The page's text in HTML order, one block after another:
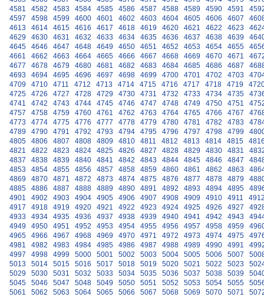
4581
4582 4583 4584 4585 4586 4587 4588 4589 4590 4591
4597
4598 4599 4600 4601 4602 4603 4604 4605 4606 4607
4613
4614 4615 4616 4617 4618 4619 4620 4621 4622 4623
4629
4630 4631 4632 4633 4634 4635 4636 4637 4638 4639
4645
4646 4647 4648 4649 4650 4651 4652 4653 4654 4655
4661
4662 4663 4664 4665 4666 4667 4668 4669 4670 4671
4677
4678 4679 4680 4681 4682 4683 4684 4685 4686 4687
4693
4694 4695 4696 4697 4698 4699 4700 4701 4702 4703
4709
4710 4711 4712 4713 4714 4715 4716 4717 4718 4719
4725
4726 4727 4728 4729 4730 4731 4732 4733 4734 4735
4741
4742 4743 4744 4745 4746 4747 4748 4749 4750 4751
4757
4758 4759 4760 4761 4762 4763 4764 4765 4766 4767
4773
4774 4775 4776 4777 4778 4779 4780 4781 4782 4783
4789
4790 4791 4792 4793 4794 4795 4796 4797 4798 4799
4805
4806 4807 4808 4809 4810 4811 4812 4813 4814 4815
4821
4822 4823 4824 4825 4826 4827 4828 4829 4830 4831
4837
4838 4839 4840 4841 4842 4843 4844 4845 4846 4847
4853
4854 4855 4856 4857 4858 4859 4860 4861 4862 4863
4869
4870 4871 4872 4873 4874 4875 4876 4877 4878 4879
4885
4886 4887 4888 4889 4890 4891 4892 4893 4894 4895
4901
4902 4903 4904 4905 4906 4907 4908 4909 4910 4911
4917
4918 4919 4920 4921 4922 4923 4924 4925 4926 4927
4933
4934 4935 4936 4937 4938 4939 4940 4941 4942 4943
4949
4950 4951 4952 4953 4954 4955 4956 4957 4958 4959
4965
4966 4967 4968 4969 4970 4971 4972 4973 4974 4975
4981
4982 4983 4984 4985 4986 4987 4988 4989 4990 4991
4997
4998 4999 5000 5001 5002 5003 5004 5005 5006 5007
5013
5014 5015 5016 5017 5018 5019 5020 5021 5022 5023
5029
5030 5031 5032 5033 5034 5035 5036 5037 5038 5039
5045
5046 5047 5048 5049 5050 5051 5052 5053 5054 5055
5061
5062 5063 5064 5065 5066 5067 5068 5069 5070 5071